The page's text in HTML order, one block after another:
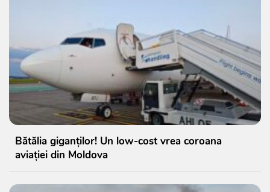
Bătălia giganților! Un low-cost vrea coroana
aviației din Moldova